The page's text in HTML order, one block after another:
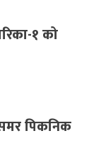
१ को
पिकनिक